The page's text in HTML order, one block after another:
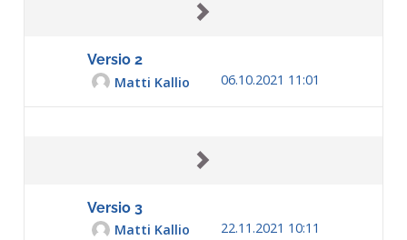
Versio 2
Matti Kallio
06.10.2021 11:01
Versio 3
Matti Kallio
22.11.2021 10:11